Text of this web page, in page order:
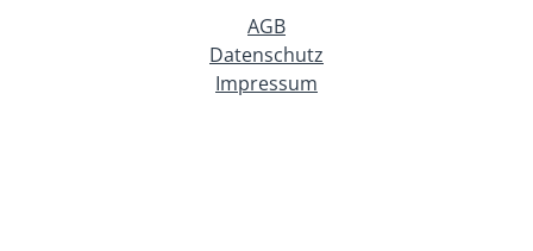
AGB
Datenschutz
Impressum